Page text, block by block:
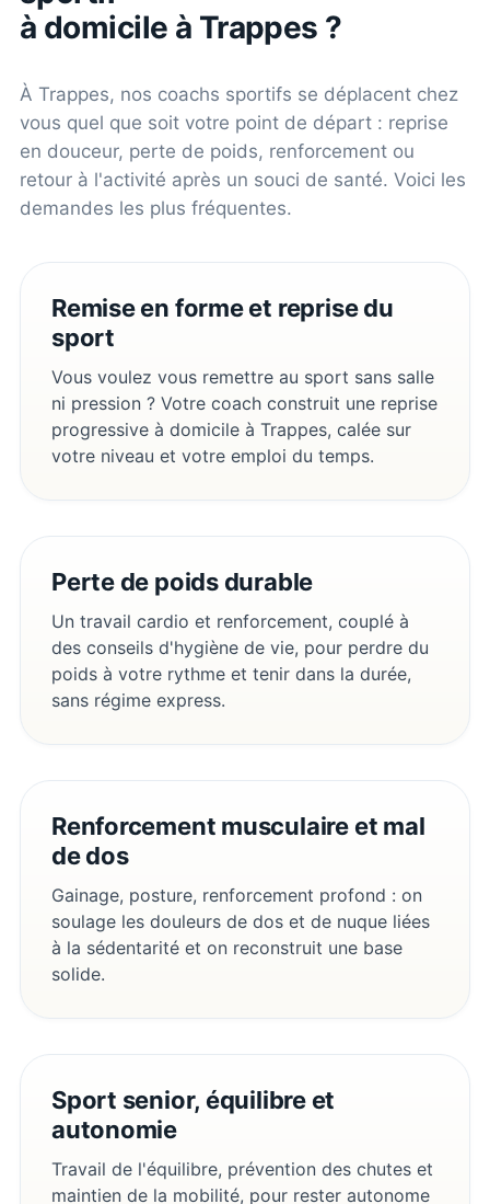
à domicile à Trappes ?
À Trappes, nos coachs sportifs se déplacent chez
vous quel que soit votre point de départ : reprise
en douceur, perte de poids, renforcement ou
retour à l'activité après un souci de santé. Voici les
demandes les plus fréquentes.
Remise en forme et reprise du
sport
Vous voulez vous remettre au sport sans salle
ni pression ? Votre coach construit une reprise
progressive à domicile à Trappes, calée sur
votre niveau et votre emploi du temps.
Perte de poids durable
Un travail cardio et renforcement, couplé à
des conseils d'hygiène de vie, pour perdre du
poids à votre rythme et tenir dans la durée,
sans régime express.
Renforcement musculaire et mal
de dos
Gainage, posture, renforcement profond : on
soulage les douleurs de dos et de nuque liées
à la sédentarité et on reconstruit une base
solide.
Sport senior, équilibre et
autonomie
Travail de l'équilibre, prévention des chutes et
maintien de la mobilité, pour rester autonome